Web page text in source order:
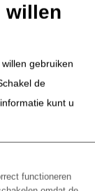
willen
gebruiken
de
kunt u
functioneren